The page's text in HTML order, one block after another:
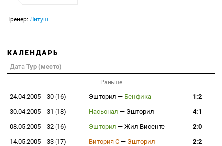
Тренер: Литуш
КАЛЕНДАРЬ
Дата Тур (место)
Раньше
24.04.2005 30 (16) Эшторил — Бенфика
1:2
30.04.2005
31 (18) Насьонал — Эшторил
4:1
08.05.2005
32 (16) Эшторил — Жил Висенте
2:0
14.05.2005
33 (17) Витория С — Эшторил
2:2